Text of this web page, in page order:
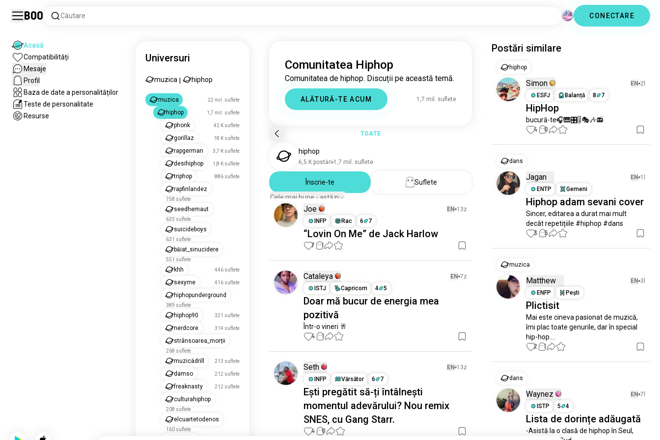
Boo Căutare CONECTARE
Acasă
Compatibilități
Mesaje
Profil
Baza de date a personalităților
Teste de personalitate
Resurse
Universuri
muzica hiphop
muzica 22 mil. suflete
hiphop 1,7 mil. suflete
phonk 42 K suflete
gorillaz 18 K suflete
rapgerman 3,7 K suflete
desihiphop 1,8 K suflete
triphop 886 suflete
rapfinlandez
758 suflete
seedhemaut
633 suflete
suicideboys
631 suflete
băiat_sinucidere
551 suflete
khh 446 suflete
sexyme 416 suflete
hiphopunderground
389 suflete
hiphop90 321 suflete
nerdcore 314 suflete
strânsoarea_morții
268 suflete
muzicădrill 213 suflete
damso 212 suflete
freaknasty 212 suflete
culturahiphop
208 suflete
elcuartetodenos
160 suflete
Comunitatea Hiphop
Comunitatea de hiphop. Discuții pe această temă.
ALĂTURĂ-TE ACUM 1,7 mil. suflete
TOATE
hiphop
6,5 K postări 1,7 mil. suflete
Înscrie-te
Suflete
Cele mai bune - astăzi
Joe EN 13z
INFP
Rac 6 7
“Lovin On Me” de Jack Harlow
7 1
Cataleya EN 7z
ISTJ
Capricorn 4 5
Doar mă bucur de energia mea
pozitivă
Într-o vineri 🥂
4 1
Seth EN 13z
INFP
Vărsător 6 7
Ești pregătit să-ți întâlnești
momentul adevărului? Nou remix
SNES, cu Gang Starr.
4 0
Postări similare
hiphop
Simon EN 2l
ESFJ
Balanță 8 7
HipHop
bucură-te🎧🎹🎛️🎚️🎭🎶📻
4 0
dans
Jagan EN 1l
ENTP
Gemeni
Hiphop adam sevani cover
Sincer, editarea a durat mai mult
decât repetițiile #hiphop #dans
3 5
muzica
Matthew EN 3l
ENFP
Pești
Plictisit
Mai este cineva pasionat de muzică,
îmi plac toate genurile, dar în special
hip-hop....
2 1
dans
Waynez EN 7l
ISTP
5 4
Lista de dorințe adăugată
-Asistă la o clasă de hiphop în Seul,